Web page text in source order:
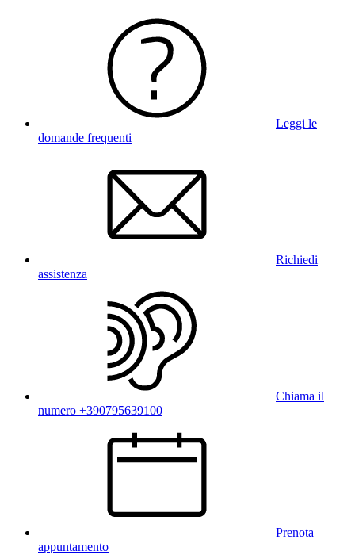
Leggi le
domande frequenti
Richiedi
assistenza
Chiama il
numero +390795639100
Prenota
appuntamento